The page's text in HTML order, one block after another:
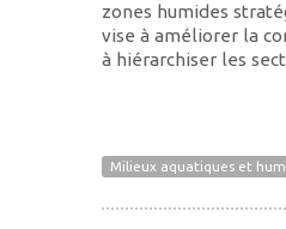
zones humides
vise à améliorer la
à hiérarchiser les
Milieux aquatiques et